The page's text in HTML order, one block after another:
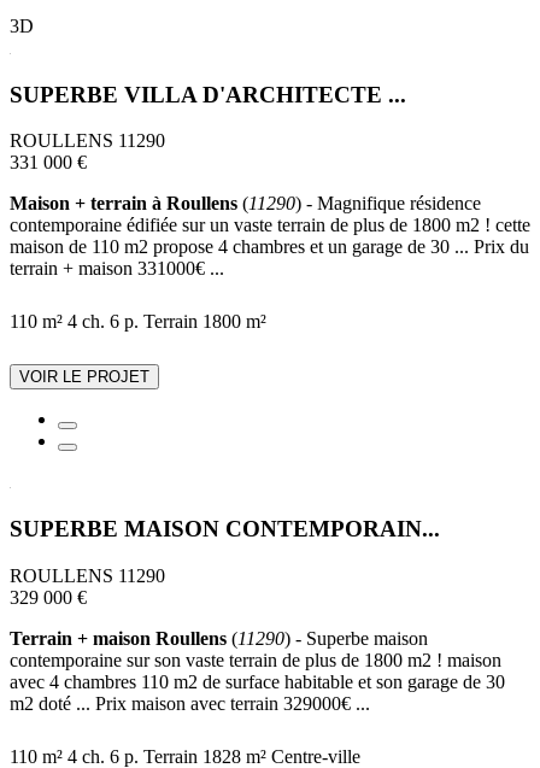
3D
SUPERBE VILLA D'ARCHITECTE ...
ROULLENS 11290
331 000 €
Maison + terrain à Roullens (11290) - Magnifique résidence
contemporaine édifiée sur un vaste terrain de plus de 1800 m2 ! cette
maison de 110 m2 propose 4 chambres et un garage de 30 ... Prix du
terrain + maison 331000€ ...
110 m² 4 ch. 6 p. Terrain 1800 m²
VOIR LE PROJET
SUPERBE MAISON CONTEMPORAIN...
ROULLENS 11290
329 000 €
Terrain + maison Roullens (11290) - Superbe maison
contemporaine sur son vaste terrain de plus de 1800 m2 ! maison
avec 4 chambres 110 m2 de surface habitable et son garage de 30
m2 doté ... Prix maison avec terrain 329000€ ...
110 m² 4 ch. 6 p. Terrain 1828 m² Centre-ville